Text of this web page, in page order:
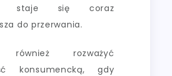
staje się coraz
do przerwania.
również rozważyć
konsumencką, gdy